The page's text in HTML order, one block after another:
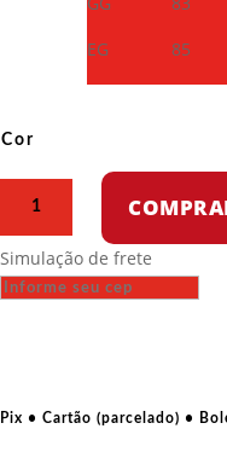
EG
85
Cor
Guilherme
Boulos
Simulação de frete
Pix • Cartão (parcelado) •